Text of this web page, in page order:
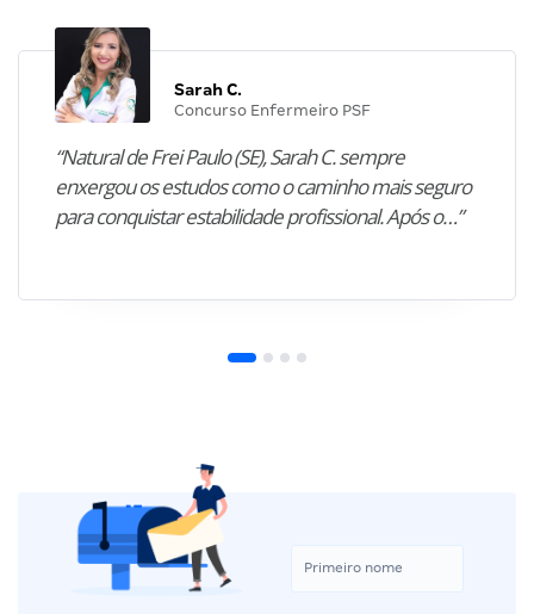
Sarah C.
Concurso Enfermeiro PSF
“Natural de Frei Paulo (SE), Sarah C. sempre
enxergou os estudos como o caminho mais seguro
para conquistar estabilidade profissional. Após o…”